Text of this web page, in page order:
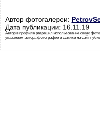
Автор фотогалереи:
Дата публикации: 16.11.19
Автор в профиле разрешил использование своих
указанием автора фотографии и ссылки на сайт